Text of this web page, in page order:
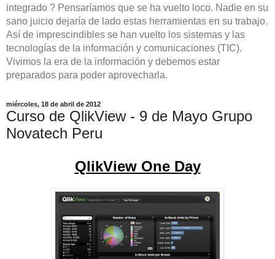
integrado ? Pensaríamos que se ha vuelto loco. Nadie en su
sano juicio dejaría de lado estas herramientas en su trabajo.
Así de imprescindibles se han vuelto los sistemas y las
tecnologías de la información y comunicaciones (TIC).
Vivimos la era de la información y debemos estar
preparados para poder aprovecharla.
miércoles, 18 de abril de 2012
Curso de QlikView - 9 de Mayo Grupo
Novatech Peru
QlikView One Day